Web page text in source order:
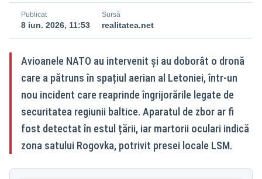
Publicat
8 iun. 2026, 11:53
Sursă
realitatea.net
Avioanele NATO au intervenit și au doborât o dronă
care a pătruns în spațiul aerian al Letoniei, într-un
nou incident care reaprinde îngrijorările legate de
securitatea regiunii baltice. Aparatul de zbor ar fi
fost detectat în estul țării, iar martorii oculari indică
zona satului Rogovka, potrivit presei locale LSM.